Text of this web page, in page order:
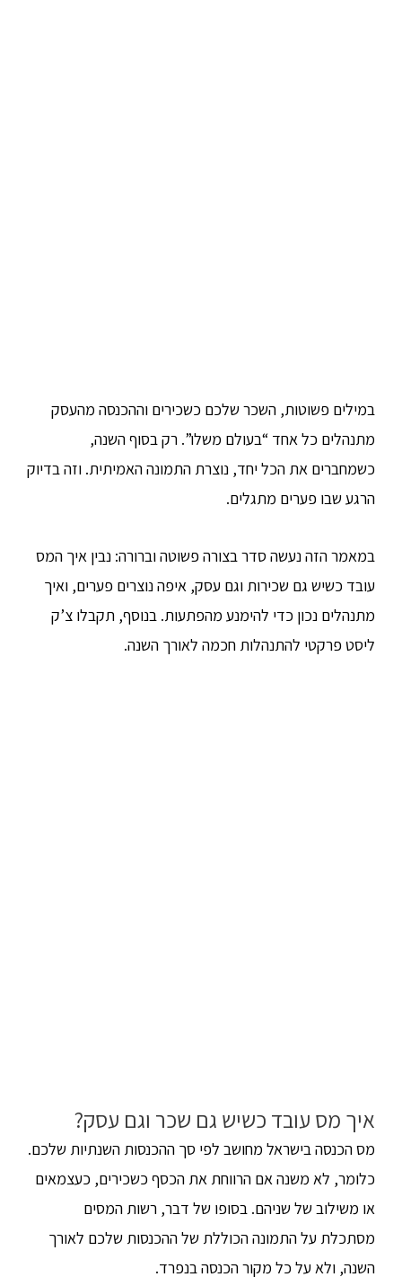
במילים פשוטות, השכר שלכם כשכירים וההכנסה מהעסק
מתנהלים כל אחד “בעולם משלו”. רק בסוף השנה,
כשמחברים את הכל יחד, נוצרת התמונה האמיתית. וזה בדיוק
הרגע שבו פערים מתגלים.
במאמר הזה נעשה סדר בצורה פשוטה וברורה: נבין איך המס
עובד כשיש גם שכירות וגם עסק, איפה נוצרים פערים, ואיך
מתנהלים נכון כדי להימנע מהפתעות. בנוסף, תקבלו צ’ק
ליסט פרקטי להתנהלות חכמה לאורך השנה.
איך מס עובד כשיש גם שכר וגם עסק?
מס הכנסה בישראל מחושב לפי סך ההכנסות השנתיות שלכם.
כלומר, לא משנה אם הרווחת את הכסף כשכירים, כעצמאים
או משילוב של שניהם. בסופו של דבר, רשות המסים
מסתכלת על התמונה הכוללת של ההכנסות שלכם לאורך
השנה, ולא על כל מקור הכנסה בנפרד.